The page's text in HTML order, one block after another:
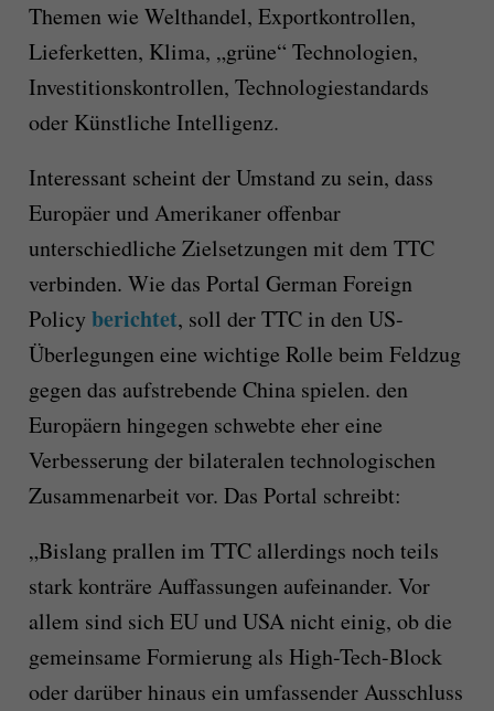
Themen wie Welthandel, Exportkontrollen,
Lieferketten, Klima, „grüne“ Technologien,
Investitionskontrollen, Technologiestandards
oder Künstliche Intelligenz.
Interessant scheint der Umstand zu sein, dass
Europäer und Amerikaner offenbar
unterschiedliche Zielsetzungen mit dem TTC
verbinden. Wie das Portal German Foreign
Policy berichtet, soll der TTC in den US-
Überlegungen eine wichtige Rolle beim Feldzug
gegen das aufstrebende China spielen. den
Europäern hingegen schwebte eher eine
Verbesserung der bilateralen technologischen
Zusammenarbeit vor. Das Portal schreibt:
„Bislang prallen im TTC allerdings noch teils
stark konträre Auffassungen aufeinander. Vor
allem sind sich EU und USA nicht einig, ob die
gemeinsame Formierung als High-Tech-Block
oder darüber hinaus ein umfassender Ausschluss